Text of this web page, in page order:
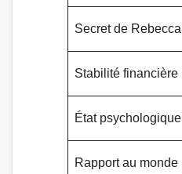
Secret de Rebecca
Stabilité financière
État psychologique
Rapport au monde